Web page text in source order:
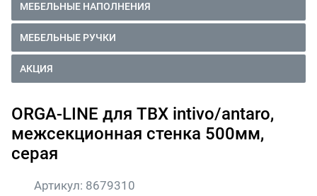
МЕБЕЛЬНЫЕ НАПОЛНЕНИЯ
МЕБЕЛЬНЫЕ РУЧКИ
АКЦИЯ
ORGA-LINE для TBX intivo/antaro,
межсекционная стенка 500мм,
серая
Артикул: 8679310